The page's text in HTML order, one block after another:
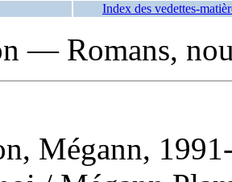
Index des vedettes-
— Romans,
Mégann,